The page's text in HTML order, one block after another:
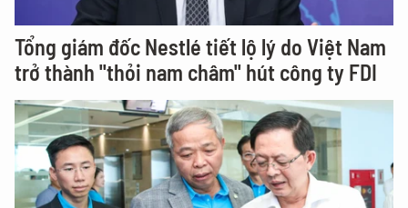
Tổng giám đốc Nestlé tiết lộ lý do Việt Nam
trở thành "thỏi nam châm" hút công ty FDI